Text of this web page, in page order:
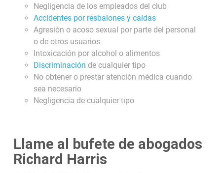
Negligencia de los empleados del club
Accidentes por resbalones y caídas
Agresión o acoso sexual por parte del personal
o de otros usuarios
Intoxicación por alcohol o alimentos
Discriminación de cualquier tipo
No obtener o prestar atención médica cuando
sea necesario
Negligencia de cualquier tipo
Llame al bufete de abogados
Richard Harris